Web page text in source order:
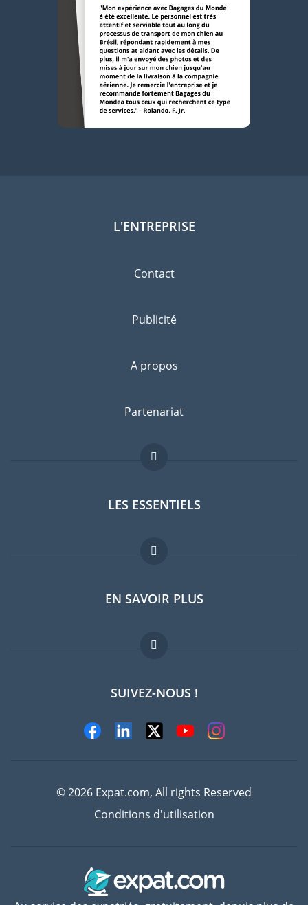
L'ENTREPRISE
Contact
Publicité
A propos
Partenariat
LES ESSENTIELS
Forum expatriés
Guides pays
Offres d'emploi
EN SAVOIR PLUS
FAQ
Experts
SUIVEZ-NOUS !
© 2026 Expat.com, All rights Reserved
Conditions d'utilisation